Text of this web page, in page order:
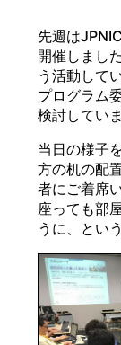
先週は
開催しまし
う活動して
プログラム
検討していま
当日の様子
方の机の配
者にご着席
座っても部
うに、とい